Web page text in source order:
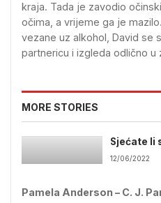
kraja. Tada je zavodio
očima, a vrijeme ga je
vezane uz alkohol, David se
partnericu i izgleda odlično u
MORE STORIES
Sjećate li
12/06/2022
Pamela Anderson – C. J.